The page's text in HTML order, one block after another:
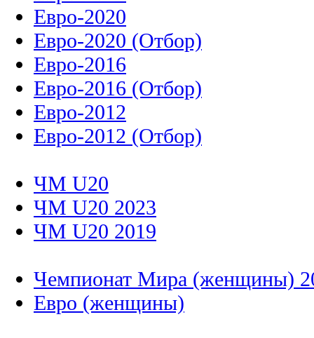
Евро-2020
Евро-2020 (Отбор)
Евро-2016
Евро-2016 (Отбор)
Евро-2012
Евро-2012 (Отбор)
ЧМ U20
ЧМ U20 2023
ЧМ U20 2019
Чемпионат Мира (женщины)
Евро (женщины)